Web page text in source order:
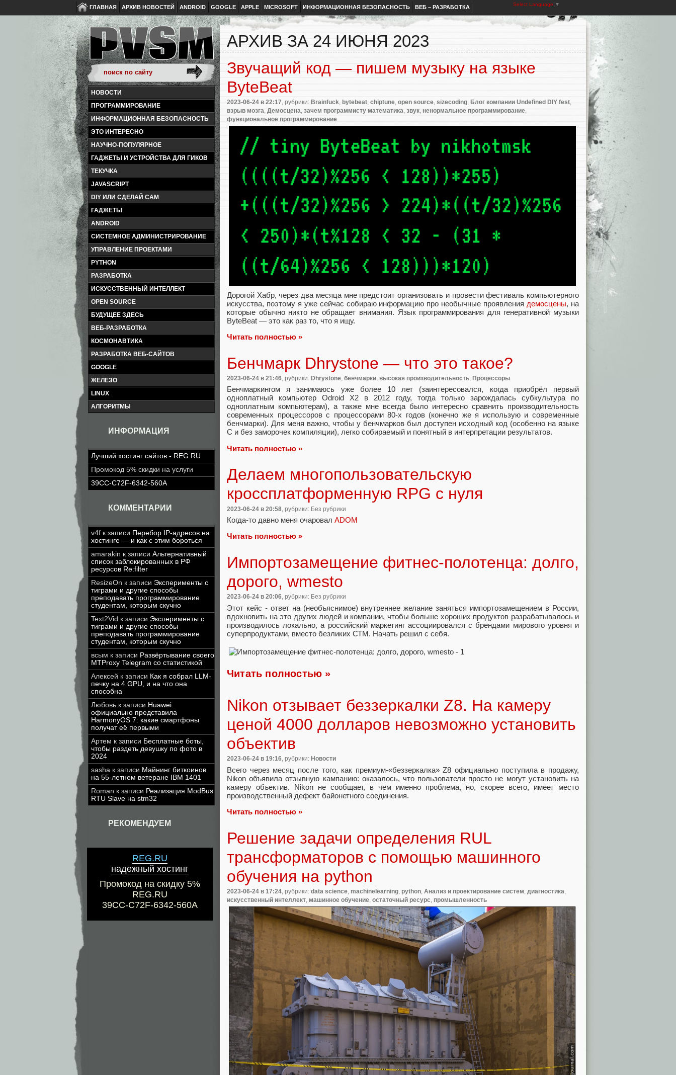
ГЛАВНАЯ АРХИВ НОВОСТЕЙ ANDROID GOOGLE APPLE MICROSOFT ИНФОРМАЦИОННАЯ БЕЗОПАСНОСТЬ ВЕБ – РАЗРАБОТКА Select Language ▼
НОВОСТИ
ПРОГРАММИРОВАНИЕ
ИНФОРМАЦИОННАЯ БЕЗОПАСНОСТЬ
ЭТО ИНТЕРЕСНО
НАУЧНО-ПОПУЛЯРНОЕ
ГАДЖЕТЫ И УСТРОЙСТВА ДЛЯ ГИКОВ
ТЕКУЧКА
JAVASCRIPT
DIY ИЛИ СДЕЛАЙ САМ
ГАДЖЕТЫ
ANDROID
СИСТЕМНОЕ АДМИНИСТРИРОВАНИЕ
УПРАВЛЕНИЕ ПРОЕКТАМИ
PYTHON
РАЗРАБОТКА
ИСКУССТВЕННЫЙ ИНТЕЛЛЕКТ
OPEN SOURCE
БУДУЩЕЕ ЗДЕСЬ
ВЕБ-РАЗРАБОТКА
КОСМОНАВТИКА
РАЗРАБОТКА ВЕБ-САЙТОВ
GOOGLE
ЖЕЛЕЗО
LINUX
АЛГОРИТМЫ
ИНФОРМАЦИЯ
Лучший хостинг сайтов - REG.RU
Промокод 5% скидки на услуги
39CC-C72F-6342-560A
КОММЕНТАРИИ
v4f к записи Перебор IP-адресов на
хостинге — и как с этим бороться
amarakin к записи Альтернативный
список заблокированных в РФ
ресурсов Re:filter
ResizeOn к записи Эксперименты с
тиграми и другие способы
преподавать программирование
студентам, которым скучно
Text2Vid к записи Эксперименты с
тиграми и другие способы
преподавать программирование
студентам, которым скучно
всым к записи Развёртывание своего
MTProxy Telegram со статистикой
Алексей к записи Как я собрал LLM-
печку на 4 GPU, и на что она
способна
Любовь к записи Huawei
официально представила
HarmonyOS 7: какие смартфоны
получат её первыми
Артем к записи Бесплатные боты,
чтобы раздеть девушку по фото в
2024
sasha к записи Майнинг биткоинов
на 55-летнем ветеране IBM 1401
Roman к записи Реализация ModBus
RTU Slave на stm32
РЕКОМЕНДУЕМ
REG.RU
надежный хостинг
Промокод на скидку 5%
REG.RU
39CC-C72F-6342-560A
АРХИВ ЗА 24 ИЮНЯ 2023
Звучащий код — пишем музыку на языке
ByteBeat
2023-06-24 в 22:17, рубрики: Brainfuck, bytebeat, chiptune, open source, sizecoding, Блог компании Undefined DIY fest,
взрыв мозга, Демосцена, зачем программисту математика, звук, ненормальное программирование,
функциональное программирование
Дорогой Хабр, через два месяца мне предстоит организовать и провести фестиваль компьютерного
искусства, поэтому я уже сейчас собираю информацию про необычные проявления демосцены, на
которые обычно никто не обращает внимания. Язык программирования для генеративной музыки
ByteBeat — это как раз то, что я ищу.
Читать полностью »
Бенчмарк Dhrystone — что это такое?
2023-06-24 в 21:46 , рубрики: Dhrystone бенчмарки высокая производительность Процессоры
Бенчмаркингом я занимаюсь уже более 10 лет (заинтересовался, когда приобрёл первый
одноплатный компьютер Odroid X2 в 2012 году, тогда только зарождалась субкультура по
одноплатным компьютерам), а также мне всегда было интересно сравнить производительность
современных процессоров с процессорами 80-х годов (конечно же я использую и современные
бенчмарки). Для меня важно, чтобы у бенчмарков был доступен исходный код (особенно на языке
C и без заморочек компиляции), легко собираемый и понятный в интерпретации результатов.
Читать полностью »
Делаем многопользовательскую
кроссплатформенную RPG с нуля
2023-06-24 в 20:58 , рубрики: Без рубрики
Когда-то давно меня очаровал ADOM
Читать полностью »
Импортозамещение фитнес-полотенца: долго,
дорого, wmesto
2023-06-24 в 20:06, рубрики: Без рубрики
Этот кейс - ответ на (необъяснимое) внутреннее желание заняться импортозамещением в России,
вдохновить на это других людей и компании, чтобы больше хороших продуктов разрабатывалось и
производилось локально, а российский маркетинг ассоциировался с брендами мирового уровня и
суперпродуктами, вместо безликих СТМ. Начать решил с себя.
Читать полностью »
Nikon отзывает беззеркалки Z8. На камеру
ценой 4000 долларов невозможно установить
объектив
2023-06-24 в 19:16, рубрики: Новости
Всего через месяц после того, как премиум-«беззеркалка» Z8 официально поступила в продажу,
Nikon объявила отзывную кампанию: оказалось, что пользователи просто не могут установить на
камеру объектив. Nikon не сообщает, в чем именно проблема, но, скорее всего, имеет место
производственный дефект байонетного соединения.
Читать полностью »
Решение задачи определения RUL
трансформаторов с помощью машинного
обучения на python
2023-06-24 в 17:24, рубрики: data science, machinelearning, python, Анализ и проектирование систем, диагностика,
искусственный интеллект, машинное обучение, остаточный ресурс, промышленность